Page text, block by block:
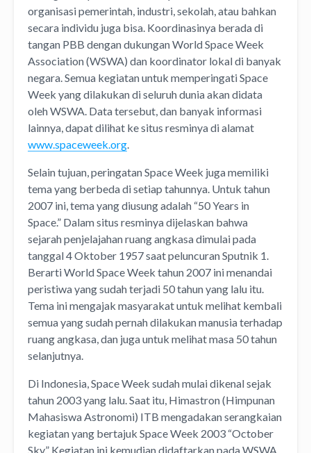
organisasi pemerintah, industri, sekolah, atau bahkan
secara individu juga bisa. Koordinasinya berada di
tangan PBB dengan dukungan World Space Week
Association (WSWA) dan koordinator lokal di banyak
negara. Semua kegiatan untuk memperingati Space
Week yang dilakukan di seluruh dunia akan didata
oleh WSWA. Data tersebut, dan banyak informasi
lainnya, dapat dilihat ke situs resminya di alamat
www.spaceweek.org
Selain tujuan, peringatan Space Week juga memiliki
tema yang berbeda di setiap tahunnya. Untuk tahun
2007 ini, tema yang diusung adalah “50 Years in
Space.” Dalam situs resminya dijelaskan bahwa
sejarah penjelajahan ruang angkasa dimulai pada
tanggal 4 Oktober 1957 saat peluncuran Sputnik 1.
Berarti World Space Week tahun 2007 ini menandai
peristiwa yang sudah terjadi 50 tahun yang lalu itu.
Tema ini mengajak masyarakat untuk melihat kembali
semua yang sudah pernah dilakukan manusia terhadap
ruang angkasa, dan juga untuk melihat masa 50 tahun
selanjutnya.
Di Indonesia, Space Week sudah mulai dikenal sejak
tahun 2003 yang lalu. Saat itu, Himastron (Himpunan
Mahasiswa Astronomi) ITB mengadakan serangkaian
kegiatan yang bertajuk Space Week 2003 “October
Sky.” Kegiatan ini kemudian didaftarkan pada WSWA